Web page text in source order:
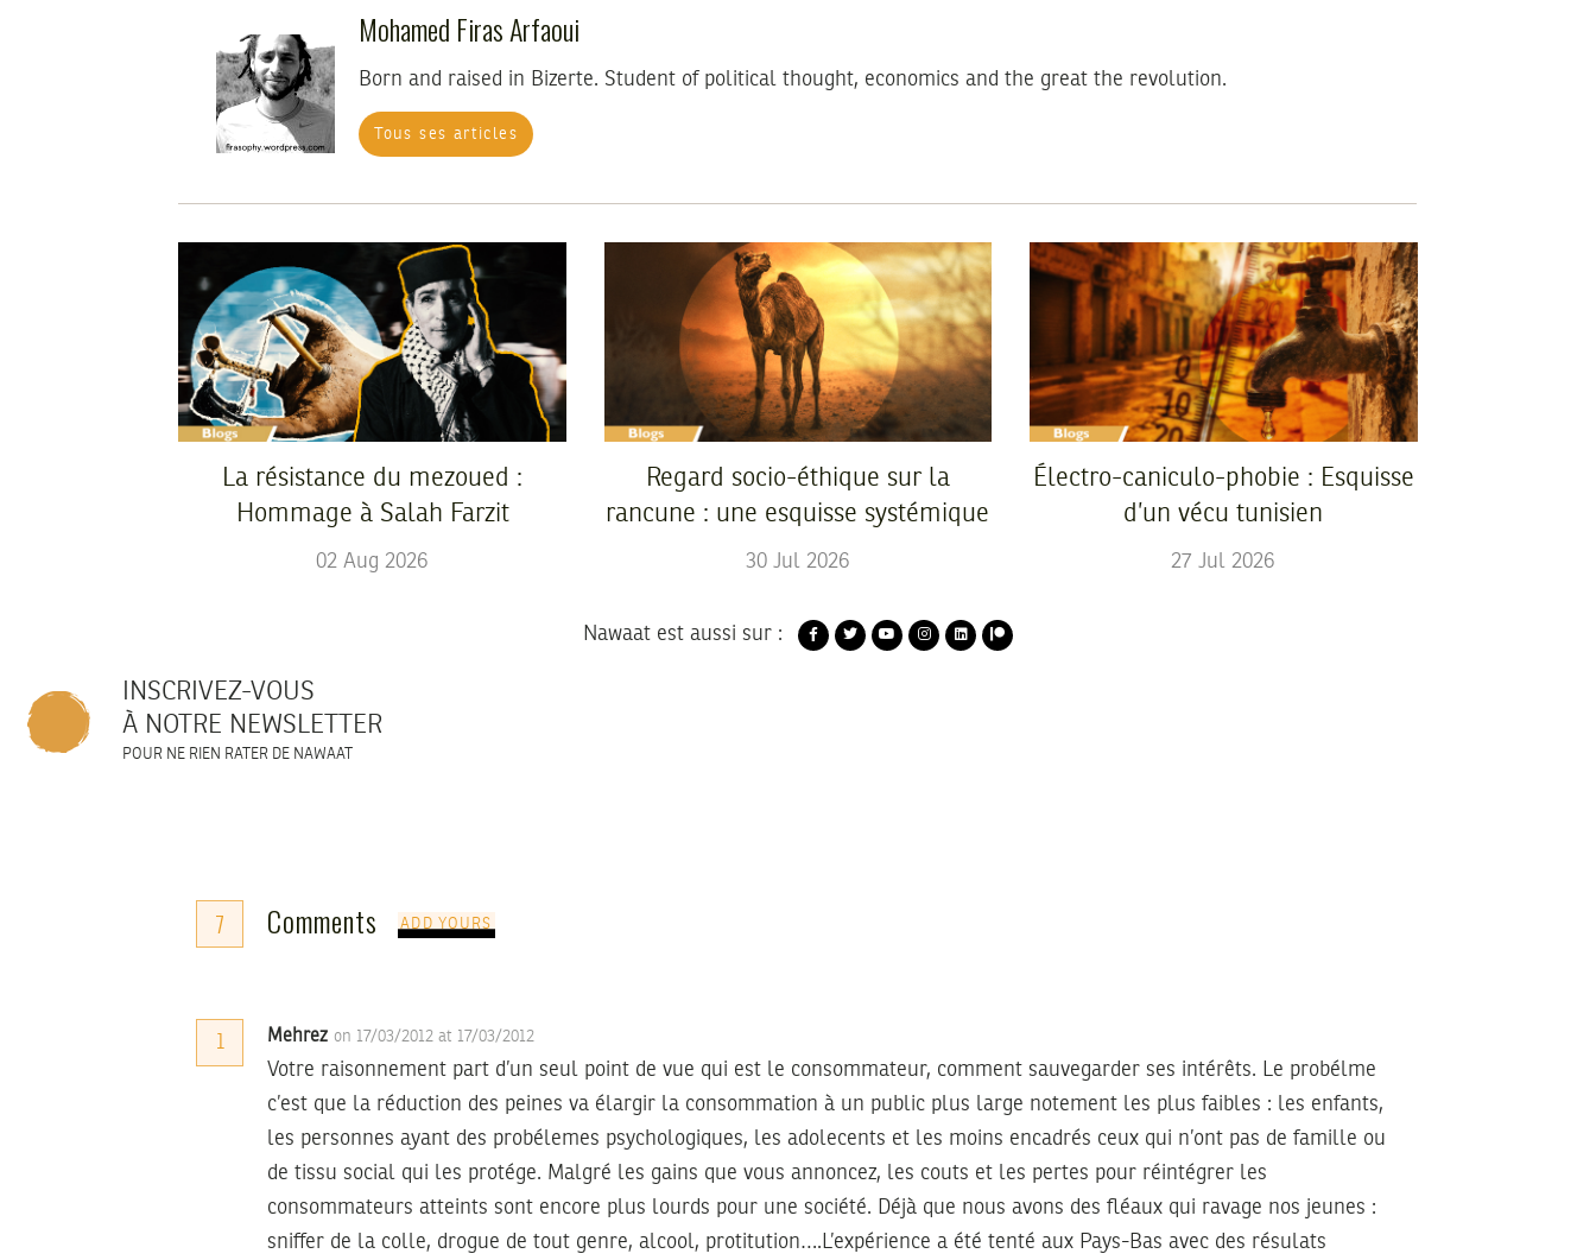
Mohamed Firas Arfaoui
Born and raised in Bizerte. Student of political thought, economics and the great the revolution.
Tous ses articles
La résistance du mezoued :
Hommage à Salah Farzit
02 Aug 2026
Regard socio-éthique sur la
rancune : une esquisse systémique
30 Jul 2026
Électro-caniculo-phobie : Esquisse
d’un vécu tunisien
27 Jul 2026
Nawaat est aussi sur :
INSCRIVEZ-VOUS
À NOTRE NEWSLETTER
POUR NE RIEN RATER DE NAWAAT
7 Comments ADD YOURS
1 Mehrez on 17/03/2012 at 17/03/2012
Votre raisonnement part d’un seul point de vue qui est le consommateur, comment sauvegarder ses intérêts. Le probélme
c’est que la réduction des peines va élargir la consommation à un public plus large notement les plus faibles : les enfants,
les personnes ayant des probélemes psychologiques, les adolecents et les moins encadrés ceux qui n’ont pas de famille ou
de tissu social qui les protége. Malgré les gains que vous annoncez, les couts et les pertes pour réintégrer les
consommateurs atteints sont encore plus lourds pour une société. Déjà que nous avons des fléaux qui ravage nos jeunes :
sniffer de la colle, drogue de tout genre, alcool, protitution….L’expérience a été tenté aux Pays-Bas avec des résulats